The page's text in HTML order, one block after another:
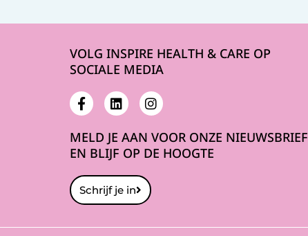
VOLG INSPIRE HEALTH & CARE OP
SOCIALE MEDIA
MELD JE AAN VOOR ONZE NIEUWSBRIEF
EN BLIJF OP DE HOOGTE
Schrijf je in